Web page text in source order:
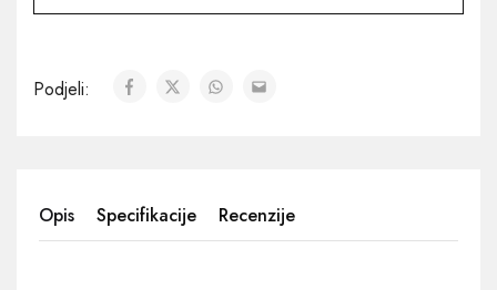
Podjeli:
Opis Specifikacije Recenzije